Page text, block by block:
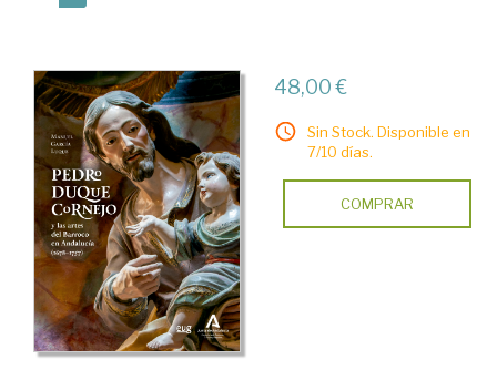
48,00 €
Sin Stock. Disponible en
7/10 días.
COMPRAR